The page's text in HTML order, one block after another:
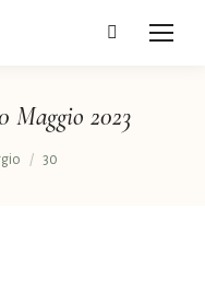
Cerca:
Maggio 2023
30